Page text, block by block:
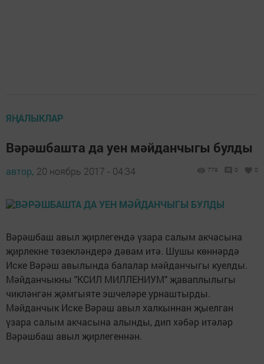
ЯҢАЛЫКЛАР
Вәрәшбашта да уен мәйданчыгы булды
автор, 20 ноябрь 2017 - 04:34 779 0 0
Вәрәшбаш авыл җирлегендә үзара салым акчасына
җирлекне төзекләндерә дәвам итә. Шушы көннәрдә
Иске Вәрәш авылында балалар мәйданчыгы куелды.
Мәйданчыкны "КСИЛ МИЛЛЕНИУМ" җаваплылыгы
чикләнгән җәмгыяте эшчеләре урнаштырды.
Мәйданчык Иске Вәрәш авыл халкыннан җыелган
үзара салым акчасына алынды, дип хәбәр итәләр
Вәрәшбаш авыл җирлегеннән.